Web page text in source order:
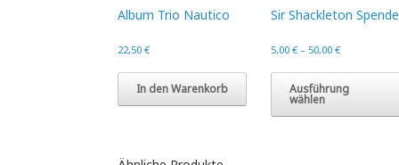
Album Trio Nautico
22,50 €
In den Warenkorb
Sir Shackleton Spende
5,00 €– 50,00 €
Ausführung
wählen